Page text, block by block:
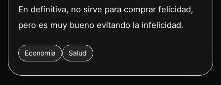
En definitiva, no sirve para comprar felicidad,
pero es muy bueno evitando la infelicidad.
Economia Salud